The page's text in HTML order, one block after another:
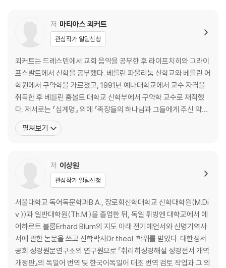
데칼로그의 간략한 형성사ㆍ073
05 열 가지 말씀: 본래의 뜻과 의의 082
나는 야훼, 네 하나님이다ㆍ084
너는 나 외에 다른 신들을 두지 말라ㆍ091
너는 나의 어떠한 제의 형상도 만들지 말라ㆍ103
너는 네 하나님 야훼의 이름을 헛되이 부르지 말라ㆍ119
안식일을 기억하여 거룩하게 지키라ㆍ125
네 부모를 공경하라ㆍ133
살인하지 말라ㆍ137
네 이웃에 대하여 거짓 증거하지 말라 ㆍ147
탐내지 말라ㆍ149
06 “토라의 근본원칙”: 유대교적 해석들 154
사마리아인들의 열 번째 계명ㆍ157
70인역의 데칼로그ㆍ161
필로와 헬레니즘 유대교ㆍ164
경건과 예배ㆍ169
저 마티아스 쾨커트
관심작가 알림신청
쾨커트는 드레스덴에서 교회 음악을 공부한 후 라이프치히와 그라이
프스발트에서 신학을 공부했다. 베를린 파울리눔 신학교와 베를린 어
학원에서 구약학을 가르쳤고, 1991년 예나대학교에서 교수 자격을
취득한 후 베를린 훔볼트 대학교 신학부에서 구약학 교수로 재직했
다. 저서로는 『십계명』 외에 『족장들의 하나님과 그들에게 주신 약속
들: 알브레히트와 그의 후계자들에 대한 비판적 고찰』(Vatergott u
nd Vaterverheißungen. Eine Auseinandersetzung mit Albr
펼쳐보기
저 이상원
관심작가 알림신청
서울대학교 독어독문학과B.A., 장로회신학대학교 신학대학원(M.Di
v.))과 일반대학원(Th.M.)을 졸업한 뒤, 독일 튀빙엔 대학교에서 에
어하르트 블룸Erhard Blum의 지도 아래 전기예언서와 신명기역사
서에 관한 논문을 쓰고 신학박사Dr.theol. 학위를 받았다. 대한성서
공회 성경원문연구소의 연구원으로 『취리히성경해설 성경전서 개역
개정판』의 독일어 번역 및 한국어독일어 대조 번역 검토 작업과 그 외